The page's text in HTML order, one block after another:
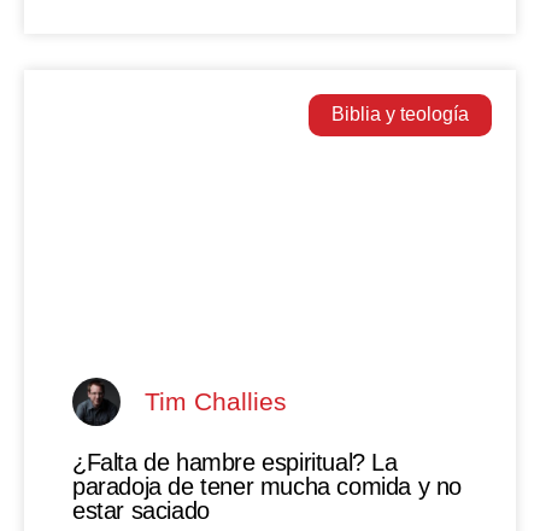
Biblia y teología
Tim Challies
¿Falta de hambre espiritual? La
paradoja de tener mucha comida y no
estar saciado